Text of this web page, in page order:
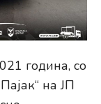
година, со
на ЈП